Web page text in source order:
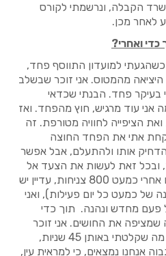
הקבלה, ונרשמתי לקורס
לאחר מכן.
ואחרי?
למועדון התווסף פחד,
היציאה מהמטוס. אני זוכר שבשלב
בעיקר פחד. הבנתי שכדאי
עוד מרגיש, חוץ מהפחד. ואז
הציפייה לחוויה מטורפת. זה
אתי את הפחד החוצה
אותו ולהתעלם, אבל אפשר
ובכל זאת לעשות את הצעד אל
הלא ידוע. זה כך עד היום. גם אחרי כמעט 800 צניחות, עדיין יש
של כמעט כל יום פעילות), ואני
מחדש ונהנה. תוך כדי
שמציפה את החושים. אני זוכר
בעיקר וואו של השתאות מכל מה שקלטתי באותן 45 שניות,
אנחנו נמצאים, כי למראית עין,